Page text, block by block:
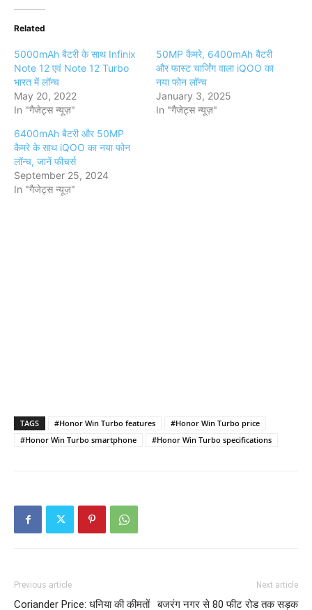
Related
5000mAh बैटरी के साथ Infinix
Note 12 एवं Note 12 Turbo
भारत में लॉन्च
May 20, 2022
In "गैजेट्स न्यूज़"
50MP कैमरे, 6400mAh बैटरी
और फास्ट चार्जिंग वाला iQOO का
नया फोन लॉन्च
January 3, 2025
In "गैजेट्स न्यूज़"
6400mAh बैटरी और 50MP
कैमरे के साथ iQOO का नया फोन
लॉन्च, जानें फीचर्स
September 25, 2024
In "गैजेट्स न्यूज़"
TAGS #Honor Win Turbo features
#Honor Win Turbo price
#Honor Win Turbo smartphone
#Honor Win Turbo specifications
Previous article
Coriander Price: धनिया की कीमतों
Next article
बजरंग नगर से 80 फीट रोड तक सड़क